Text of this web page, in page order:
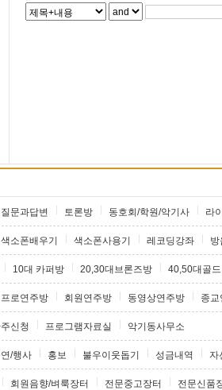
질문과답변 토론방 동호회/학원/악기사 라
색소폰배우기 색소폰사용기 레코딩강좌 방
10대 카퍼방 20,30대브론즈방 40,50대골
프로연주방 회원연주방 동영상연주방 종교
신청 프로그램자료실 악기동사무소
/행사 홍보 불우이웃돕기 성금내역 자
회원음향/벼룩장터 전문중고장터 전문신품